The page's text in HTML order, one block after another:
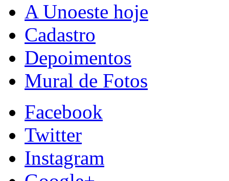
A Unoeste hoje
Cadastro
Depoimentos
Mural de Fotos
Facebook
Twitter
Instagram